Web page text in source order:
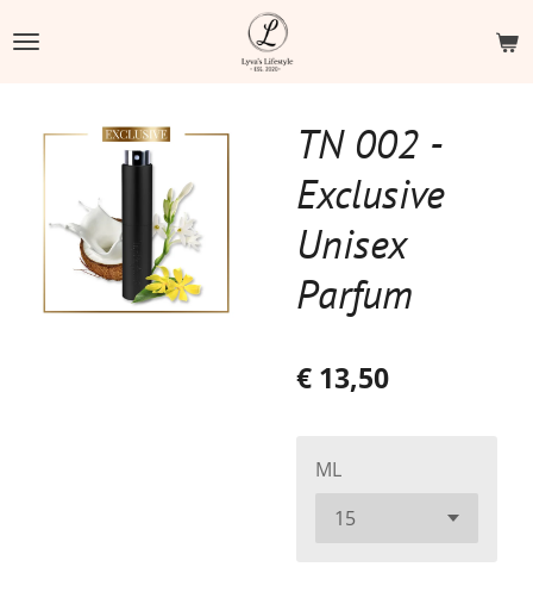
direct
hoofdinhoud
TN 002 -
Exclusive
Unisex
Parfum
€ 13,50
ML